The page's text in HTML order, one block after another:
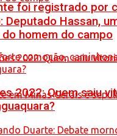
foi registrado por
Deputado Hassan,
do homem do campo
2022: Quem saiu